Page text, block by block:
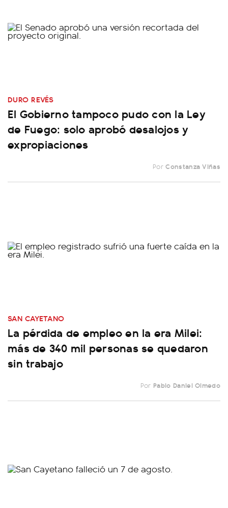
DURO REVÉS
El Gobierno tampoco pudo con la Ley
de Fuego: solo aprobó desalojos y
expropiaciones
PorConstanza Viñas
SAN CAYETANO
La pérdida de empleo en la era Milei:
más de 340 mil personas se quedaron
sin trabajo
Por Pablo Daniel Olmedo